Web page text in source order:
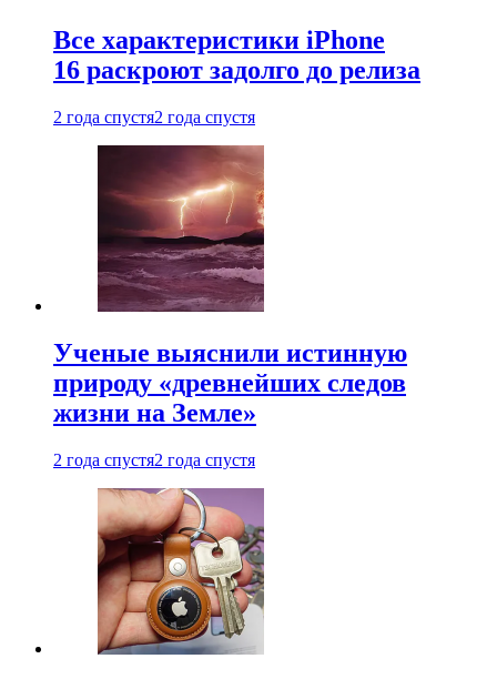
Все характеристики iPhone
16 раскроют задолго до релиза
2 года спустя2 года спустя
Ученые выяснили истинную
природу «древнейших следов
жизни на Земле»
2 года спустя2 года спустя